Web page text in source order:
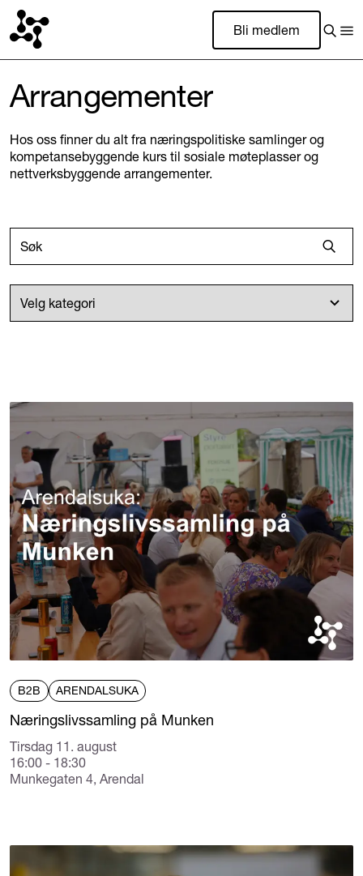
Bli medlem
Arrangementer
Hos oss finner du alt fra næringspolitiske samlinger og
kompetansebyggende kurs til sosiale møteplasser og
nettverksbyggende arrangementer.
B2B ARENDALSUKA
Næringslivssamling på Munken
Tirsdag 11. august
16:00 - 18:30
Munkegaten 4, Arendal